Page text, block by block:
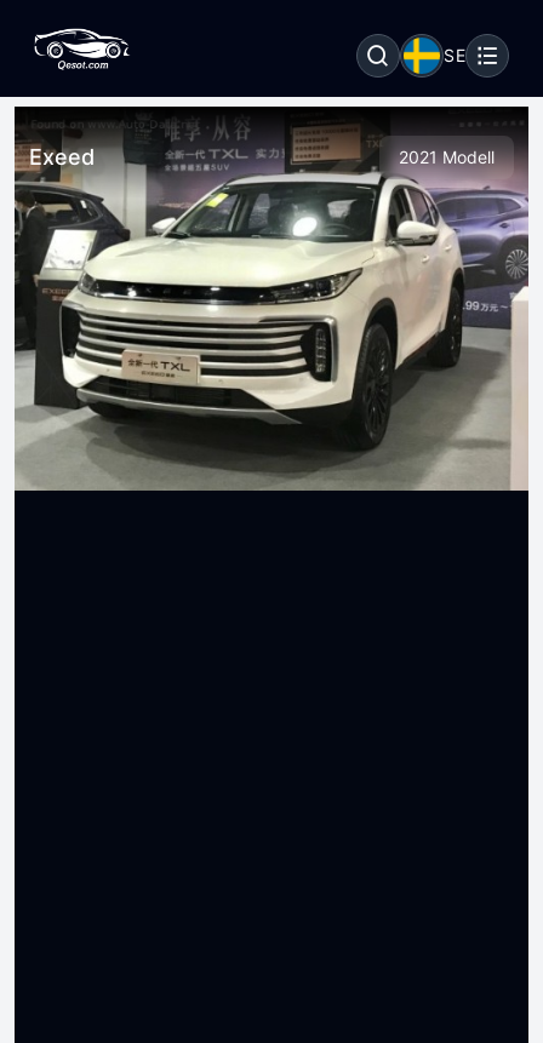
SE
Exeed 2021 Modell